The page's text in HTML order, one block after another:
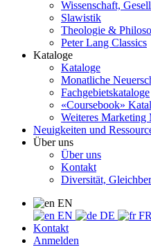
Wissenschaft,
Slawistik
Theologie &
Peter Lang Classics
Kataloge
Kataloge
Monatliche
Fachgebietskataloge
«Coursebook»
Weiteres Marketing
Neuigkeiten und
Über uns
Über uns
Kontakt
Diversität,
EN
EN
DE
FR
Kontakt
Anmelden